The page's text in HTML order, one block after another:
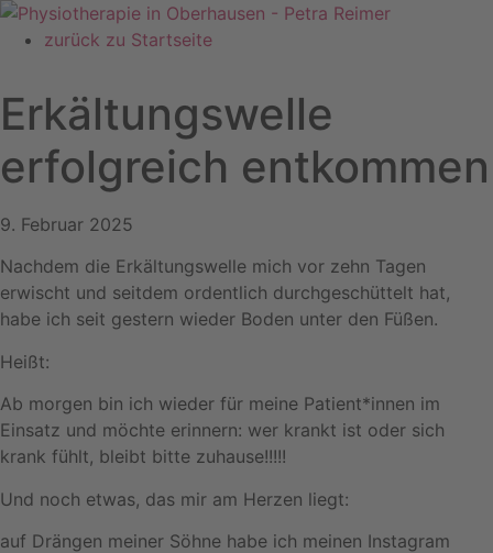
Zum
Inhalt zurück zu Startseite
Erkältungswelle
erfolgreich entkommen
9. Februar 2025
Nachdem die Erkältungswelle mich vor zehn Tagen
erwischt und seitdem ordentlich durchgeschüttelt hat,
habe ich seit gestern wieder Boden unter den Füßen.
Heißt:
Ab morgen bin ich wieder für meine Patient*innen im
Einsatz und möchte erinnern: wer krankt ist oder sich
krank fühlt, bleibt bitte zuhause!!!!!
Und noch etwas, das mir am Herzen liegt:
auf Drängen meiner Söhne habe ich meinen Instagram